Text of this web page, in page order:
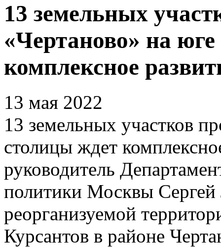
​13 земельных
«Чертаново» на
комплексное
13 мая 2022
13 земельных участков
столицы ждет
руководитель
политики Москвы
реорганизуемой
Курсантов в районе